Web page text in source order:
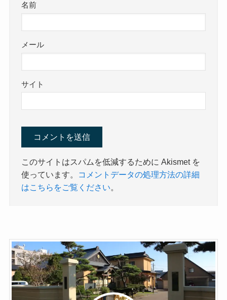
名前
メール
サイト
このサイトはスパムを低減するために Akismet を
使っています。
コメントデータの処理方法の詳細
はこちらをご覧ください。